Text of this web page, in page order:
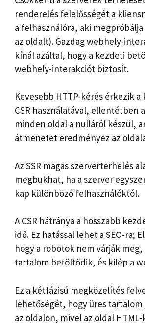
renderelés felelősségét a
a felhasználóra, aki
az oldalt). Gazdag webhely-
kínál azáltal, hogy a kezdeti
webhely-interakciót biztosít.
Kevesebb HTTP-kérés érkezik a
CSR használatával, ellentétben
minden oldal a nulláról készül,
átmenetet eredményez az
Az SSR magas szerverterhelés
megbukhat, ha a szerver
kap különböző felhasználóktól.
A CSR hátránya a hosszabb
idő. Ez hatással lehet a SEO-ra;
hogy a robotok nem várják meg,
tartalom betöltődik, és kilép a
Ez a kétfázisú megközelítés
lehetőségét, hogy üres
az oldalon, mivel az oldal